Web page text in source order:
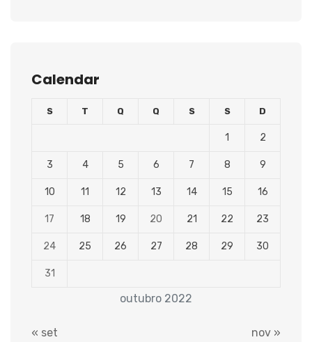
Calendar
outubro 2022
S T Q Q S S D
1 2
3 4 5 6 7 8 9
10 11 12 13 14 15 16
17 18 19 20 21 22 23
24 25 26 27 28 29 30
31
« set nov »